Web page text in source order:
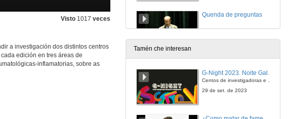
Visto 1017 veces
a investigación dos distintos centros
edición en tres áreas de
inflamatorias, sobre as
Quenda de preguntas
Ultrasecuenciación aplicada ao estudo da Morte Súbita Cardíaca
31 de maio de 2012
Tamén che interesan
G-Night 2023. Noite Galega das Persoas Investigadoras. Conciencias creativas
Centos de investigadoras e investigadores, decenas de actividades e sete cidades
29 de set. de 2023